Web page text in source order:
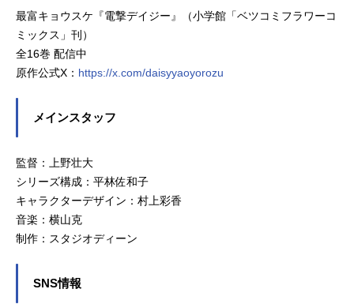
最富キョウスケ『電撃デイジー』（小学館「ベツコミフラワーコ
ミックス」刊）
全16巻 配信中
原作公式X： https://x.com/daisyyaoyorozu
メインスタッフ
監督：上野壮大
シリーズ構成：平林佐和子
キャラクターデザイン：村上彩香
音楽：横山克
制作：スタジオディーン
SNS情報